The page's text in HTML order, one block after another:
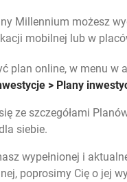
Millennium możesz
mobilnej lub w
plan online, w menu w
> Plany
ze szczegółami
siebie.
wypełnionej i
poprosimy Cię o jej